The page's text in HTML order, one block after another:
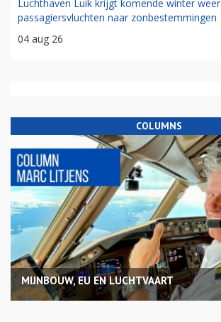
Luchthaven Luik krijgt komende winter weer
passagiersvluchten naar zonbestemmingen
04 aug 26
COLUMNS
MIJNBOUW, EU EN LUCHTVAART